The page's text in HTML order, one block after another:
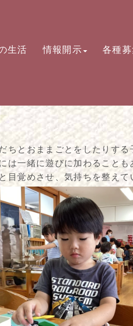
生活 情報開示 各種
とおままごとをしたりする
は一緒に遊びに加わることも
覚めさせ、気持ちを整えて